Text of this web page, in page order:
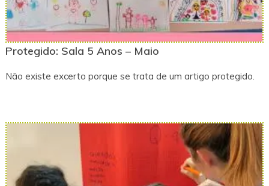
Protegido: Sala 5 Anos – Maio
Não existe excerto porque se trata de um artigo protegido.